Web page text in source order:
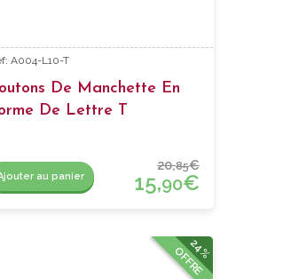
A004-L10-T
De Manchette En
De Lettre T
au panier
20,85€
15,90€
24%
OFFRE